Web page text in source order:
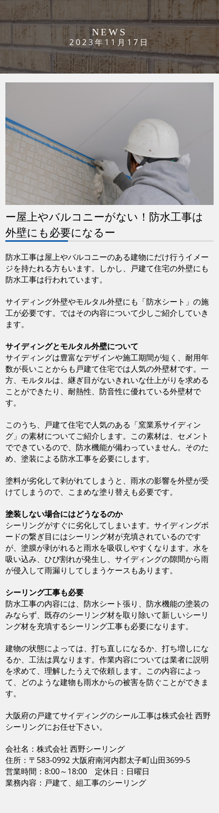
NEWS
2023年11月17日
ー屋上やバルコニーがない！防水工事は
外壁にも必要になるー
防水工事は屋上やバルコニーのある建物にだけ行うイメー
ジを持たれる方もいます。しかし、戸建て住宅の外壁にも
防水工事は行われています。
サイディング外壁やモルタル外壁にも「防水シート」の施
工が必要です。ではその内容について少しご紹介していき
ます。
サイディングとモルタル外壁について
サイディングは豊富なデザインや施工期間が短く、耐用年
数が長いことからも戸建て住宅では人気の外壁材です。一
方、モルタルは、継ぎ目がないきれいな仕上がりを求める
ことができたり、耐熱性、防音性に優れている外壁材で
す。
このうち、戸建て住宅で人気のある「窯業系サイディン
グ」の素材についてご紹介します。この素材は、セメント
でできているので、防水機能が備わっていません。そのた
め、塗装による防水工事を必要にします。
塗料が劣化して剥がれてしまうと、雨水の影響を外壁が受
けてしまうので、こまめな塗り替えも必要です。
塗装しない場合にはどうなるのか
シーリングがすぐに劣化してしまいます。サイディングボ
ードの繋ぎ目にはシーリング材が充填されているのです
が、塗膜が剥がれると雨水を吸収しやすくなります。水を
吸い込み、ひび割れが発生し、サイディングの隙間から雨
が侵入して雨漏りしてしまうケースもあります。
シーリング工事も必要
防水工事の内容には、防水シート張り、防水機能の塗装の
みならず、既存のシーリング材を取り除いて新しいシーリ
ング材を充填するシーリング工事も必要になります。
建物の状態によっては、打ち直しになるか、打ち増しにな
るか、工法は異なります。作業内容については業者に説明
を求めて、理解したうえで依頼します。この内容によっ
て、どのような建物も雨水からの被害を防ぐことができま
す。
大阪府の戸建てサイディングのシール工事は株式会社 西野
シーリングにお任せ下さい。
会社名：株式会社 西野シーリング
住所：〒583-0992 大阪府南河内郡太子町山田3699-5
営業時間：8:00～18:00 定休日：日曜日
業務内容：戸建て、組工事のシーリング